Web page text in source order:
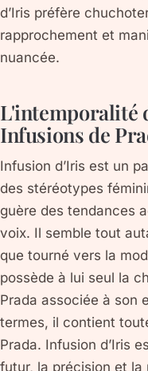
d’Iris préfère
rapprochement et
nuancée.
L'intemporalité
Infusions de
Infusion d’Iris est un
des stéréotypes
guère des tendances
voix. Il semble tout
que tourné vers la
possède à lui seul la
Prada associée à son
termes, il contient
Prada. Infusion d’Iris
futur, la précision et la